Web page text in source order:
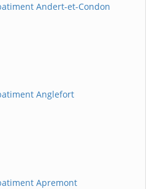
Andert-et-Condon
Anglefort
Apremont